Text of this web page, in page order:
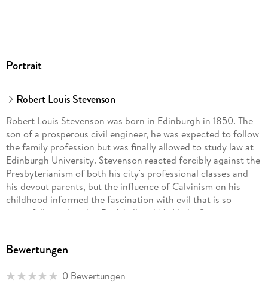
Portrait
Robert Louis Stevenson
Robert Louis Stevenson was born in Edinburgh in 1850. The
son of a prosperous civil engineer, he was expected to follow
the family profession but was finally allowed to study law at
Edinburgh University. Stevenson reacted forcibly against the
Presbyterianism of both his city's professional classes and
his devout parents, but the influence of Calvinism on his
childhood informed the fascination with evil that is so
powerfully explored in Dr Jekyll and Mr Hyde. Stevenson
with his American wife, Fanny Osbourne.
Bewertungen
0 Bewertungen